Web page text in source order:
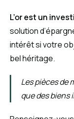
L’or est un
solution
intérêt si votre
bel héritage.
Les pièces de
que des biens